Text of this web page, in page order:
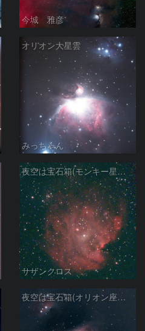
今城 雅彦
オリオン大星雲
みっちゃん
夜空は宝石箱(モンキー星雲 NGC2174) Seestar50
サザンクロス
夜空は宝石箱(オリオン座大星雲 M42) Seestar50